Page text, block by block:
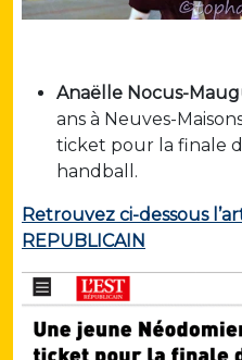
Anaëlle Nocus-
ans à Neuves-
ticket pour la finale
handball.
Retrouvez ci-dessous
REPUBLICAIN